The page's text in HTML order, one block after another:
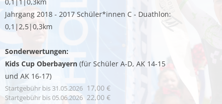
Jahrgang 2018 - 2017 Schüler*innen C - Duathlon:
0,1|2,5|0,3km
Sonderwertungen:
Kids Cup Oberbayern (für Schüler A-D, AK 14-15
und AK 16-17)
Startgebühr bis 31.05.2026 17,00 €
Startgebühr bis 05.06.2026 22,00 €